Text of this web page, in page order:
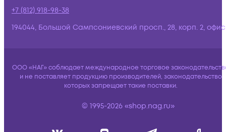
+7 (812) 918-98-38
194044, Большой Сампсониевский просп., 28, корп. 2,
ООО «НАГ» соблюдает международное торговое
и не поставляет продукцию производителей, законодательство
которых запрещает такие поставки.
© 1995-2026 «shop.nag.ru»